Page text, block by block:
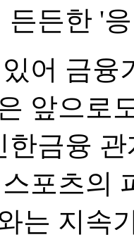
든든한 '
어 금융
앞으로
한금융
포츠의
는 지속